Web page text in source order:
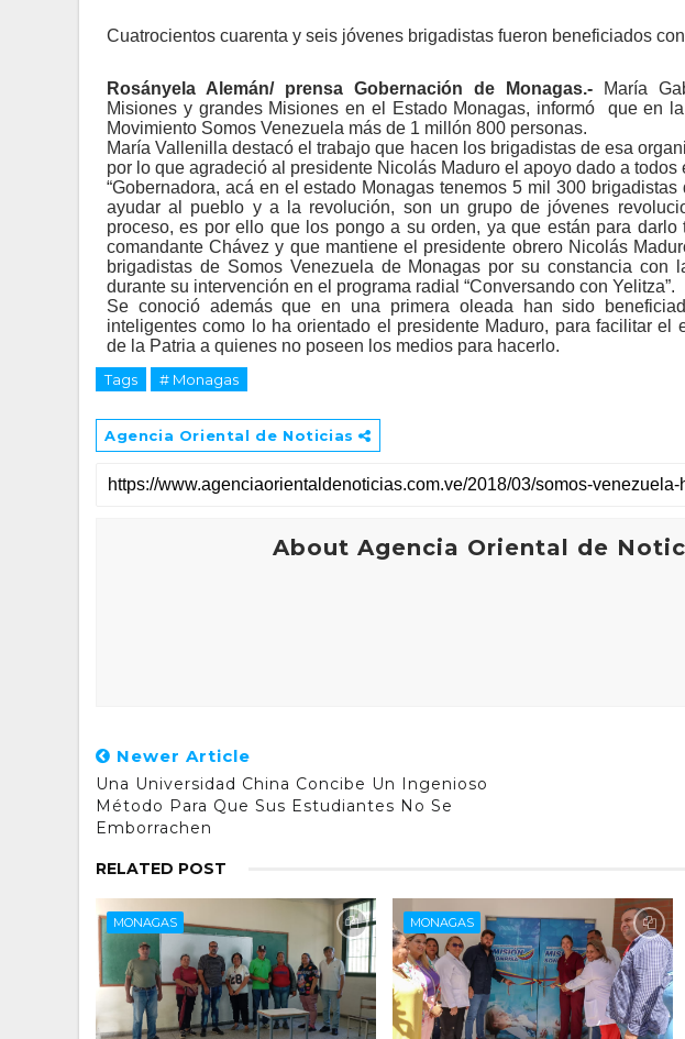
Cuatrocientos cuarenta y seis jóvenes brigadistas fueron beneficiados
Rosányela Alemán/ prensa Gobernación de Monagas.- María
Misiones y grandes Misiones en el Estado Monagas, informó
que en
Movimiento Somos Venezuela más de 1 millón 800 personas.
María Vallenilla destacó el trabajo que hacen los brigadistas de esa
por lo que agradeció al presidente Nicolás Maduro el apoyo dado a todos
“Gobernadora, acá en el estado Monagas tenemos 5 mil 300
ayudar al pueblo y a la revolución, son un grupo de jóvenes
proceso, es por ello que los pongo a su orden, ya que están para
comandante Chávez y que mantiene el presidente obrero Nicolás
brigadistas de Somos Venezuela de Monagas por su constancia con
durante su intervención en el programa radial “Conversando con Yelitza”.
Se conoció además que en una primera oleada han sido
inteligentes como lo ha orientado el presidente Maduro, para facilitar el
de la Patria a quienes no poseen los medios para hacerlo.
Tags # Monagas
Agencia Oriental de Noticias
About Agencia Oriental de
Newer Article
Una Universidad China Concibe Un Ingenioso
Método Para Que Sus Estudiantes No Se
Emborrachen
RELATED POST
MONAGAS MONAGAS